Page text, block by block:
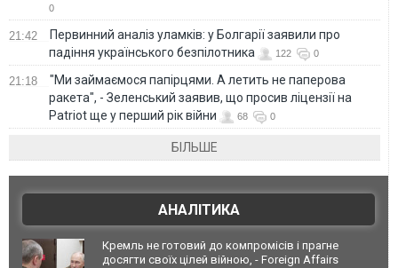
0
21:42
Первинний аналіз уламків: у Болгарії заявили про
падіння українського безпілотника
122 0
21:18
"Ми займаємося папірцями. А летить не паперова
ракета", - Зеленський заявив, що просив ліцензії на
Patriot ще у перший рік війни
68 0
БІЛЬШЕ
АНАЛІТИКА
Кремль не готовий до компромісів і прагне
досягти своїх цілей війною, - Foreign Affairs